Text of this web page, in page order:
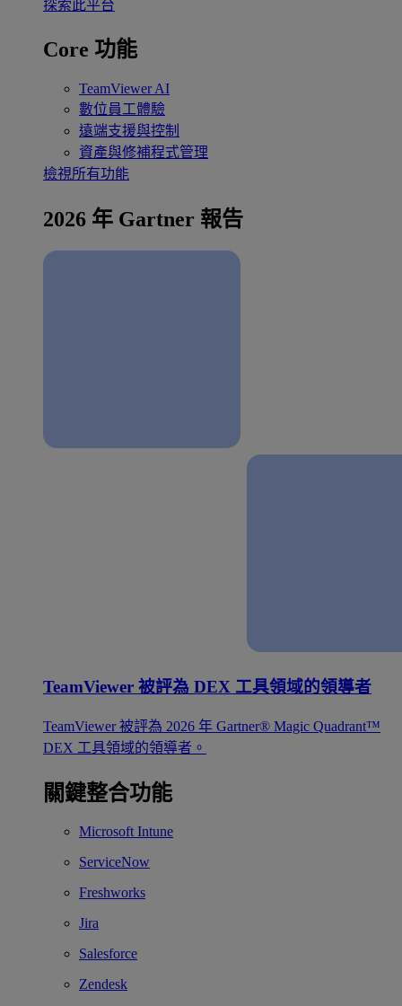
探索此平台
Core 功能
TeamViewer AI
數位員工體驗
遠端支援與控制
資產與修補程式管理
檢視所有功能
2026 年 Gartner 報告
TeamViewer 被評為 DEX 工具領域的領導者
TeamViewer 被評為 2026 年 Gartner® Magic Quadrant™
DEX 工具領域的領導者。
關鍵整合功能
Microsoft Intune
ServiceNow
Freshworks
Jira
Salesforce
Zendesk